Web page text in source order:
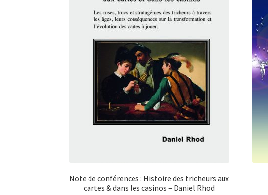
Note de conférences : Histoire des tricheurs aux
cartes & dans les casinos – Daniel Rhod